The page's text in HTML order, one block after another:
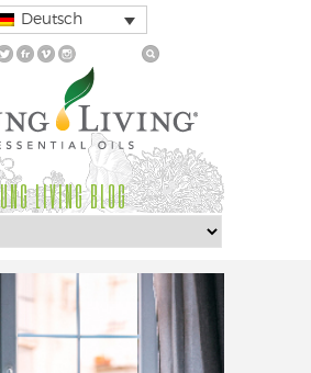
Deutsch
LIVING BLOG